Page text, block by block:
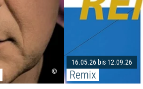
©
16.05.26 bis 12.09.26
Remix